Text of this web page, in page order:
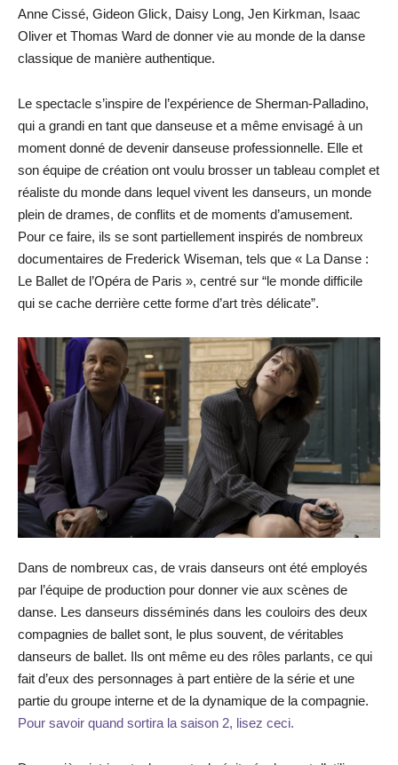
Anne Cissé, Gideon Glick, Daisy Long, Jen Kirkman, Isaac
Oliver et Thomas Ward de donner vie au monde de la danse
classique de manière authentique.
Le spectacle s’inspire de l’expérience de Sherman-Palladino,
qui a grandi en tant que danseuse et a même envisagé à un
moment donné de devenir danseuse professionnelle. Elle et
son équipe de création ont voulu brosser un tableau complet et
réaliste du monde dans lequel vivent les danseurs, un monde
plein de drames, de conflits et de moments d’amusement.
Pour ce faire, ils se sont partiellement inspirés de nombreux
documentaires de Frederick Wiseman, tels que « La Danse :
Le Ballet de l’Opéra de Paris », centré sur “le monde difficile
qui se cache derrière cette forme d’art très délicate”.
Dans de nombreux cas, de vrais danseurs ont été employés
par l’équipe de production pour donner vie aux scènes de
danse. Les danseurs disséminés dans les couloirs des deux
compagnies de ballet sont, le plus souvent, de véritables
danseurs de ballet. Ils ont même eu des rôles parlants, ce qui
fait d’eux des personnages à part entière de la série et une
partie du groupe interne et de la dynamique de la compagnie.
Pour savoir quand sortira la saison 2, lisez ceci.